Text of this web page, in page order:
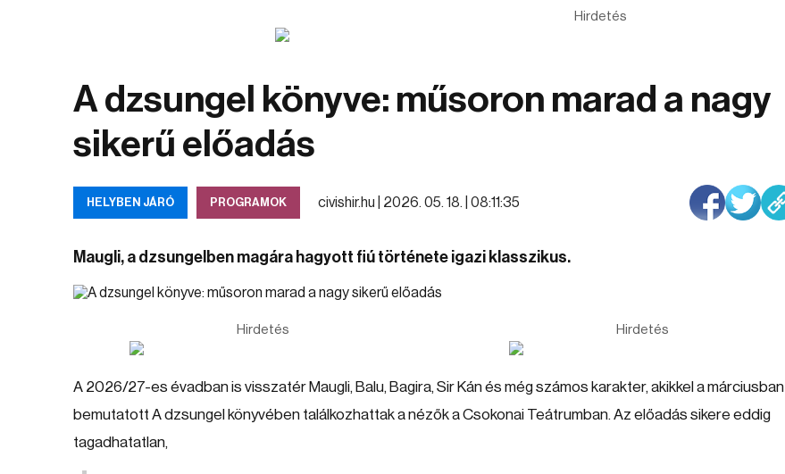
Hirdetés
A dzsungel könyve: műsoron marad a nagy
sikerű előadás
HELYBEN JÁRÓ PROGRAMOK civishir.hu | 2026. 05. 18. | 08:11:35
Maugli, a dzsungelben magára hagyott fiú története igazi klasszikus.
Hirdetés Hirdetés
A 2026/27-es évadban is visszatér Maugli, Balu, Bagira, Sir Kán és még számos karakter, akikkel a márciusban
bemutatott A dzsungel könyvében találkozhattak a nézők a Csokonai Teátrumban. Az előadás sikere eddig
tagadhatatlan,